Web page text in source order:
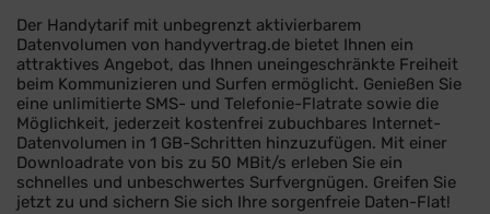
Der Handytarif mit unbegrenzt aktivierbarem
Datenvolumen von handyvertrag.de bietet Ihnen ein
attraktives Angebot, das Ihnen uneingeschränkte Freiheit
beim Kommunizieren und Surfen ermöglicht. Genießen Sie
eine unlimitierte SMS- und Telefonie-Flatrate sowie die
Möglichkeit, jederzeit kostenfrei zubuchbares Internet-
Datenvolumen in 1 GB-Schritten hinzuzufügen. Mit einer
Downloadrate von bis zu 50 MBit/s erleben Sie ein
schnelles und unbeschwertes Surfvergnügen. Greifen Sie
jetzt zu und sichern Sie sich Ihre sorgenfreie Daten-Flat!